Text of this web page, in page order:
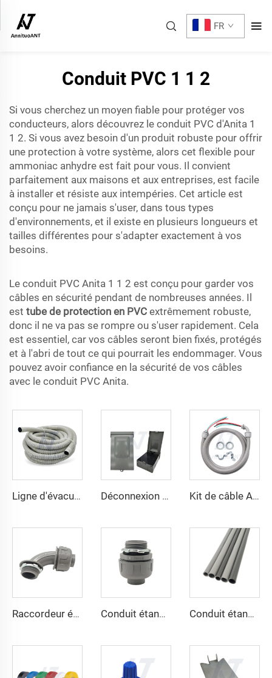
FR
Conduit PVC 1 1 2
Si vous cherchez un moyen fiable pour protéger vos
conducteurs, alors découvrez le conduit PVC d'Anita 1
1 2. Si vous avez besoin d'un produit robuste pour offrir
une protection à votre système, alors cet flexible pour
ammoniac anhydre est fait pour vous. Il convient
parfaitement aux maisons et aux entreprises, est facile
à installer et résiste aux intempéries. Cet article est
conçu pour ne jamais s'user, dans tous types
d'environnements, et il existe en plusieurs longueurs et
tailles différentes pour s'adapter exactement à vos
besoins.
Le conduit PVC Anita 1 1 2 est conçu pour garder vos
câbles en sécurité pendant de nombreuses années. Il
est tube de protection en PVC extrêmement robuste,
donc il ne va pas se rompre ou s'user rapidement. Cela
est essentiel, car vos câbles seront bien fixés, protégés
et à l'abri de tout ce qui pourrait les endommager. Vous
pouvez avoir confiance en la sécurité de vos câbles
avec le conduit PVC Anita.
Ligne d'évacuation pour unités de climatisation Déconnexion de la climatisation Kit de câble A/C
Raccordeur étanche aux liquides non métallique 90 degrés Conduit étanche aux liquides non métallique droit Conduit étanche aux liquides non métallique